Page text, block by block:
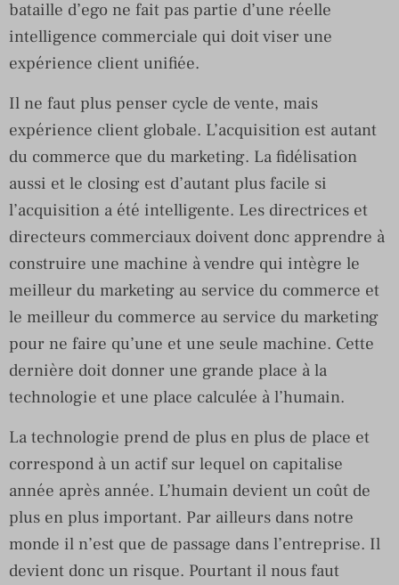
bataille d’ego ne fait pas partie d’une réelle
intelligence commerciale qui doit viser une
expérience client unifiée.
Il ne faut plus penser cycle de vente, mais
expérience client globale. L’acquisition est autant
du commerce que du marketing. La fidélisation
aussi et le closing est d’autant plus facile si
l’acquisition a été intelligente. Les directrices et
directeurs commerciaux doivent donc apprendre à
construire une machine à vendre qui intègre le
meilleur du marketing au service du commerce et
le meilleur du commerce au service du marketing
pour ne faire qu’une et une seule machine. Cette
dernière doit donner une grande place à la
technologie et une place calculée à l’humain.
La technologie prend de plus en plus de place et
correspond à un actif sur lequel on capitalise
année après année. L’humain devient un coût de
plus en plus important. Par ailleurs dans notre
monde il n’est que de passage dans l’entreprise. Il
devient donc un risque. Pourtant il nous faut